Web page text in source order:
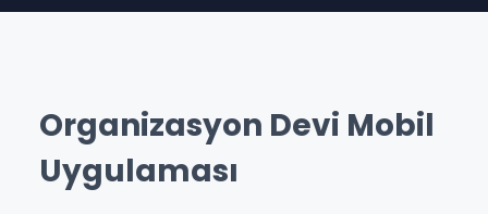
Organizasyon Devi Mobil
Uygulaması